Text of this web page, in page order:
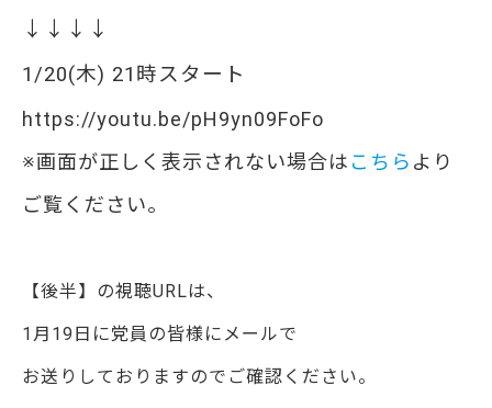
↓↓↓↓
1/20(木) 21時スタート
https://youtu.be/pH9yn09FoFo
※画面が正しく表示されない場合は こちら より
ご覧ください。
【後半】の視聴URLは、
1月19日に党員の皆様にメールで
お送りしておりますのでご確認ください。